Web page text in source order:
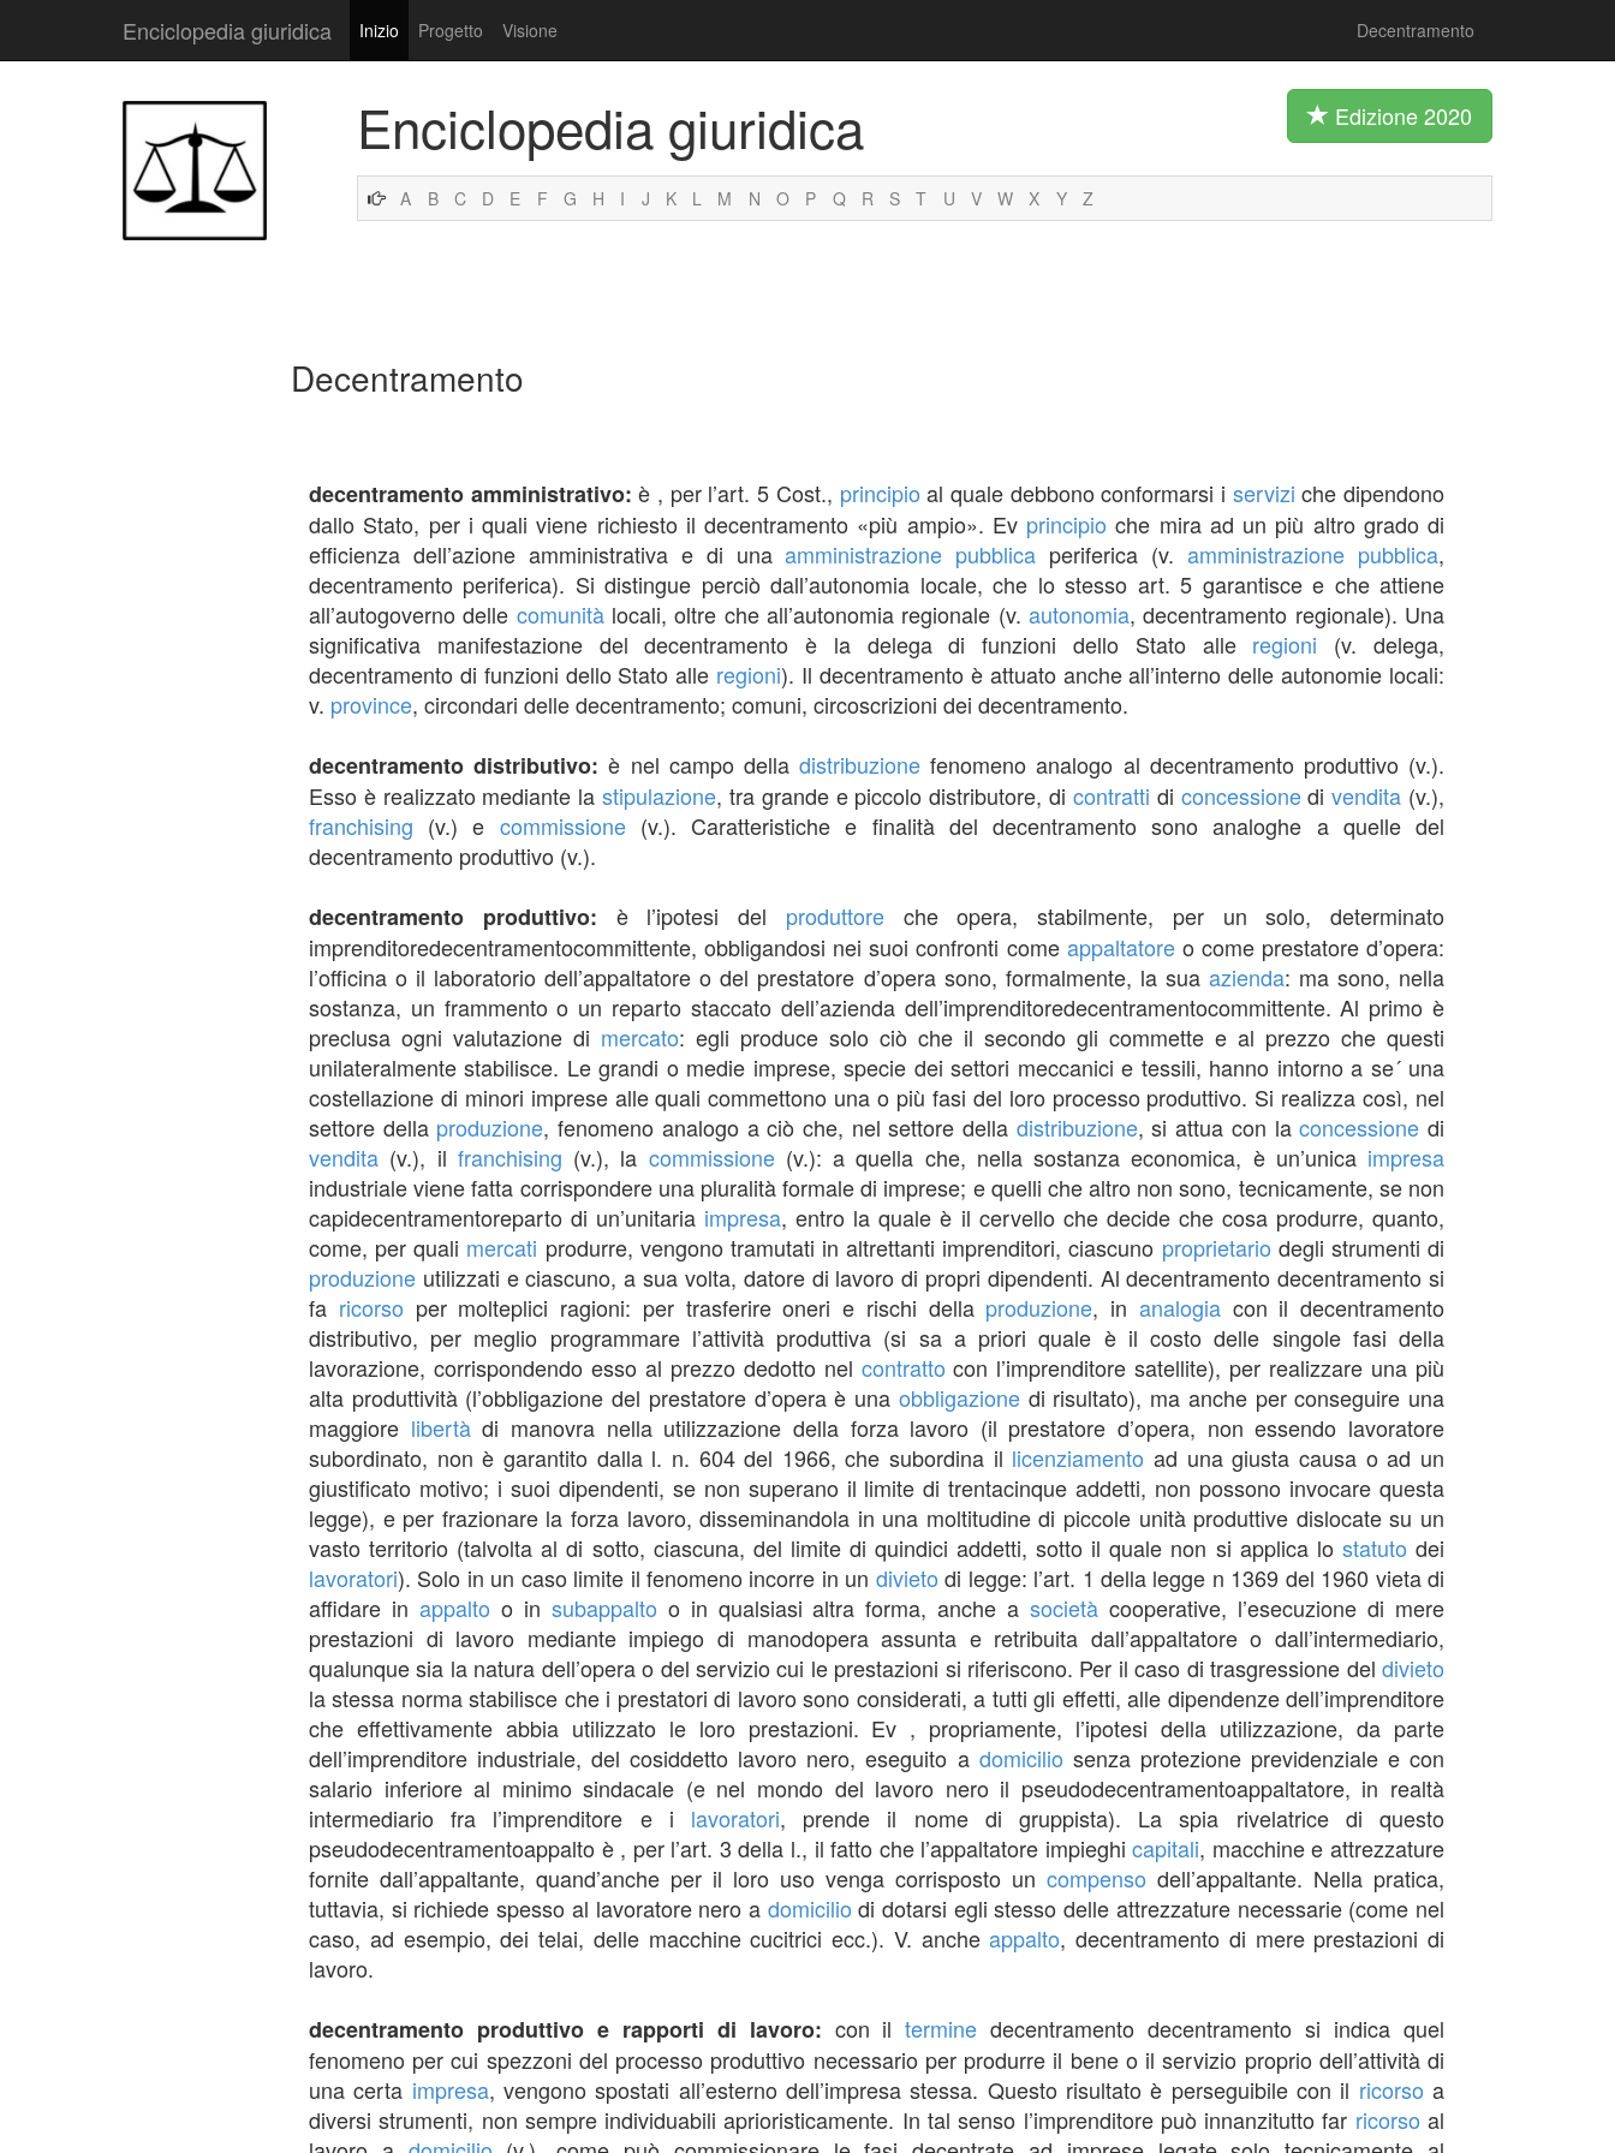
Enciclopedia giuridica Inizio Progetto Visione Decentramento
Enciclopedia giuridica Edizione 2020
A B C D E F G H I J K L M N O P Q R S T U V W X Y Z
Decentramento
decentramento amministrativo:è , per l’art. 5 Cost., principio al quale debbono conformarsi i servizi che dipendono
dallo Stato, per i quali viene richiesto il decentramento «più ampio». Ev principio che mira ad un più altro grado di
efficienza dell’azione amministrativa e di unaamministrazione pubblica periferica (v.amministrazione pubblica,
decentramento periferica). Si distingue perciò dall’autonomia locale, che lo stesso art. 5 garantisce e che attiene
all’autogoverno delle comunitàlocali, oltre che all’autonomia regionale (v.autonomia, decentramento regionale). Una
significativa manifestazione del decentramento è la delega di funzioni dello Stato alle regioni (v. delega,
decentramento di funzioni dello Stato alle regioni). Il decentramento è attuato anche all’interno delle autonomie locali:
v. province, circondari delle decentramento; comuni, circoscrizioni dei decentramento.
decentramento distributivo:è nel campo delladistribuzione fenomeno analogo al decentramento produttivo (v.).
Esso è realizzato mediante lastipulazione, tra grande e piccolo distributore, di contratti di concessionedivendita (v.),
franchising (v.) e commissione(v.). Caratteristiche e finalità del decentramento sono analoghe a quelle del
decentramento produttivo (v.).
decentramento produttivo: è l’ipotesi del produttoreche opera, stabilmente, per un solo, determinato
imprenditoredecentramentocommittente, obbligandosi nei suoi confronti come appaltatoreo come prestatore d’opera:
l’officina o il laboratorio dell’appaltatore o del prestatore d’opera sono, formalmente, la sua azienda: ma sono, nella
sostanza, un frammento o un reparto staccato dell’azienda dell’imprenditoredecentramentocommittente. Al primo è
preclusa ogni valutazione di mercato: egli produce solo ciò che il secondo gli commette e al prezzo che questi
unilateralmente stabilisce. Le grandi o medie imprese, specie dei settori meccanici e tessili, hanno intorno a se´ una
costellazione di minori imprese alle quali commettono una o più fasi del loro processo produttivo. Si realizza così, nel
settore della produzione, fenomeno analogo a ciò che, nel settore della distribuzione, si attua con laconcessione di
vendita (v.), il franchising (v.), la commissione(v.): a quella che, nella sostanza economica, è un’unica impresa
industriale viene fatta corrispondere una pluralità formale di imprese; e quelli che altro non sono, tecnicamente, se non
capidecentramentoreparto di un’unitaria impresa, entro la quale è il cervello che decide che cosa produrre, quanto,
come, per quali mercati produrre, vengono tramutati in altrettanti imprenditori, ciascuno proprietario degli strumenti di
produzione utilizzati e ciascuno, a sua volta, datore di lavoro di propri dipendenti. Al decentramento decentramento si
fa ricorso per molteplici ragioni: per trasferire oneri e rischi della produzione, in analogiacon il decentramento
distributivo, per meglio programmare l’attività produttiva (si sa a priori quale è il costo delle singole fasi della
lavorazione, corrispondendo esso al prezzo dedotto nel contratto con l’imprenditore satellite), per realizzare una più
alta produttività (l’obbligazione del prestatore d’opera è una obbligazionedi risultato), ma anche per conseguire una
maggiore libertàdi manovra nella utilizzazione della forza lavoro (il prestatore d’opera, non essendo lavoratore
subordinato, non è garantito dalla l. n. 604 del 1966, che subordina il licenziamento ad una giusta causa o ad un
giustificato motivo; i suoi dipendenti, se non superano il limite di trentacinque addetti, non possono invocare questa
legge), e per frazionare la forza lavoro, disseminandola in una moltitudine di piccole unità produttive dislocate su un
vasto territorio (talvolta al di sotto, ciascuna, del limite di quindici addetti, sotto il quale non si applica lo statuto dei
lavoratori). Solo in un caso limite il fenomeno incorre in un divieto di legge: l’art. 1 della legge n 1369 del 1960 vieta di
affidare in appalto o in subappalto o in qualsiasi altra forma, anche asocietà cooperative, l’esecuzione di mere
prestazioni di lavoro mediante impiego di manodopera assunta e retribuita dall’appaltatore o dall’intermediario,
qualunque sia la natura dell’opera o del servizio cui le prestazioni si riferiscono. Per il caso di trasgressione del divieto
la stessa norma stabilisce che i prestatori di lavoro sono considerati, a tutti gli effetti, alle dipendenze dell’imprenditore
che effettivamente abbia utilizzato le loro prestazioni. Ev , propriamente, l’ipotesi della utilizzazione, da parte
dell’imprenditore industriale, del cosiddetto lavoro nero, eseguito a domicilio senza protezione previdenziale e con
salario inferiore al minimo sindacale (e nel mondo del lavoro nero il pseudodecentramentoappaltatore, in realtà
intermediario fra l’imprenditore e i lavoratori, prende il nome di gruppista). La spia rivelatrice di questo
pseudodecentramentoappalto è , per l’art. 3 della l., il fatto che l’appaltatore impieghicapitali, macchine e attrezzature
fornite dall’appaltante, quand’anche per il loro uso venga corrisposto un compenso dell’appaltante. Nella pratica,
tuttavia, si richiede spesso al lavoratore nero a domicilio di dotarsi egli stesso delle attrezzature necessarie (come nel
caso, ad esempio, dei telai, delle macchine cucitrici ecc.). V. ancheappalto, decentramento di mere prestazioni di
lavoro.
decentramento produttivo e rapporti di lavoro: con iltermine decentramento decentramento si indica quel
fenomeno per cui spezzoni del processo produttivo necessario per produrre il bene o il servizio proprio dell’attività di
una certa impresa, vengono spostati all’esterno dell’impresa stessa. Questo risultato è perseguibile con il ricorso a
diversi strumenti, non sempre individuabili aprioristicamente. In tal senso l’imprenditore può innanzitutto far ricorso al